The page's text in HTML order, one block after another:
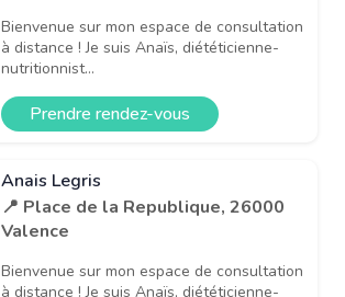
Bienvenue sur mon espace de consultation
à distance ! Je suis Anaïs, diététicienne-
nutritionnist...
Prendre rendez-vous
Anais Legris
📍 Place de la Republique, 26000
Valence
Bienvenue sur mon espace de consultation
à distance ! Je suis Anaïs, diététicienne-